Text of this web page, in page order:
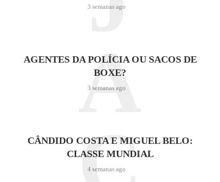
3 semanas ago
AGENTES DA POLÍCIA OU SACOS DE
BOXE?
3 semanas ago
A
CÂNDIDO COSTA E MIGUEL BELO:
CLASSE MUNDIAL
4 semanas ago